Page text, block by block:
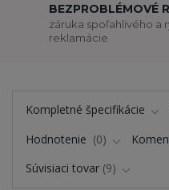
BEZPROBLÉMOVÉ
záruka spoľahlivého a
reklamácie
Kompletné špecifikácie
Hodnotenie
0
Súvisiaci tovar 9